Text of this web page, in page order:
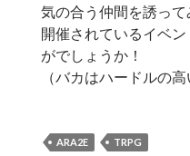
気の合う仲間を誘っ
開催されているイベ
がでしょうか！
（バカはハードルの
ARA2E TRPG